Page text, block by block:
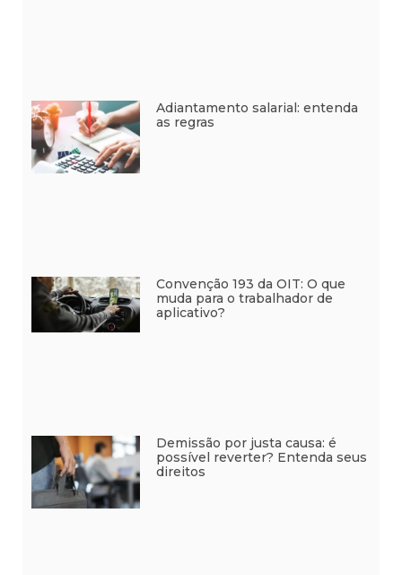
Adiantamento salarial: entenda
as regras
Convenção 193 da OIT: O que
muda para o trabalhador de
aplicativo?
Demissão por justa causa: é
possível reverter? Entenda seus
direitos